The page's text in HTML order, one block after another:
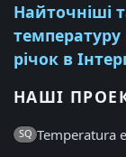
Найточніші
температуру
річок в
НАШІ
SQ Temperatura